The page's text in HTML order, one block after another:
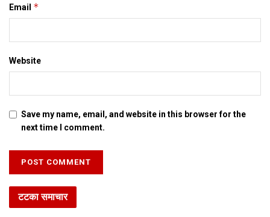
Email *
Website
Save my name, email, and website in this browser for the
next time I comment.
टटका समाचार